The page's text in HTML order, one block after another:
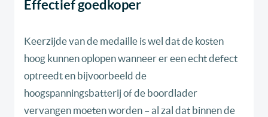
Effectief goedkoper
Keerzijde van de medaille is wel dat de kosten
hoog kunnen oplopen wanneer er een echt defect
optreedt en bijvoorbeeld de
hoogspanningsbatterij of de boordlader
vervangen moeten worden – al zal dat binnen de